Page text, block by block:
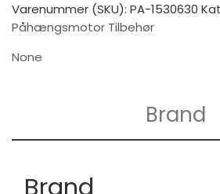
Varenummer (SKU): PA-1530630
Påhængsmotor Tilbehør
None
Brand
Brand